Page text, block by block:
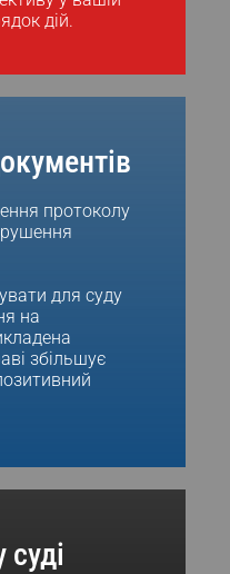
дій.
протоколу
для суду
на
збільшує
суді